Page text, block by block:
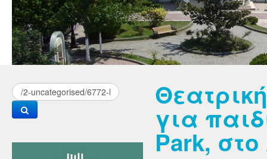
για
Park,